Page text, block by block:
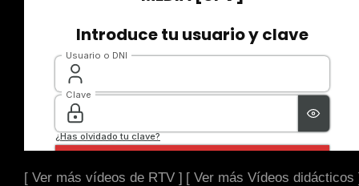
[ Ver más vídeos de RTV ] [ Ver más Vídeos didácticos